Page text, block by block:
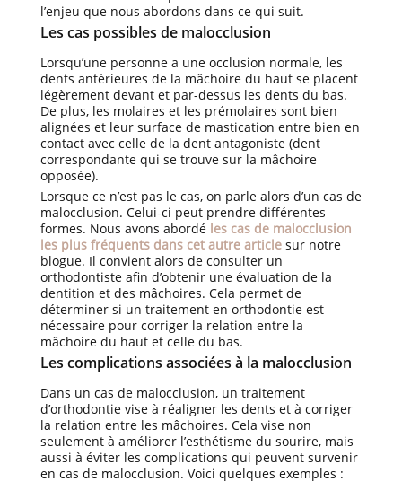
l’enjeu que nous abordons dans ce qui suit.
Les cas possibles de malocclusion
Lorsqu’une personne a une occlusion normale, les
dents antérieures de la mâchoire du haut se placent
légèrement devant et par-dessus les dents du bas.
De plus, les molaires et les prémolaires sont bien
alignées et leur surface de mastication entre bien en
contact avec celle de la dent antagoniste (dent
correspondante qui se trouve sur la mâchoire
opposée).
Lorsque ce n’est pas le cas, on parle alors d’un cas de
malocclusion. Celui-ci peut prendre différentes
formes. Nous avons abordé les cas de malocclusion
les plus fréquents dans cet autre article sur notre
blogue. Il convient alors de consulter un
orthodontiste afin d’obtenir une évaluation de la
dentition et des mâchoires. Cela permet de
déterminer si un traitement en orthodontie est
nécessaire pour corriger la relation entre la
mâchoire du haut et celle du bas.
Les complications associées à la malocclusion
Dans un cas de malocclusion, un traitement
d’orthodontie vise à réaligner les dents et à corriger
la relation entre les mâchoires. Cela vise non
seulement à améliorer l’esthétisme du sourire, mais
aussi à éviter les complications qui peuvent survenir
en cas de malocclusion. Voici quelques exemples :